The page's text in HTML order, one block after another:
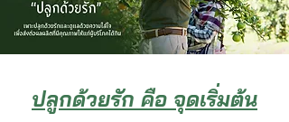
ปลูกด้วยรัก คือ จุดเริ่มต้น